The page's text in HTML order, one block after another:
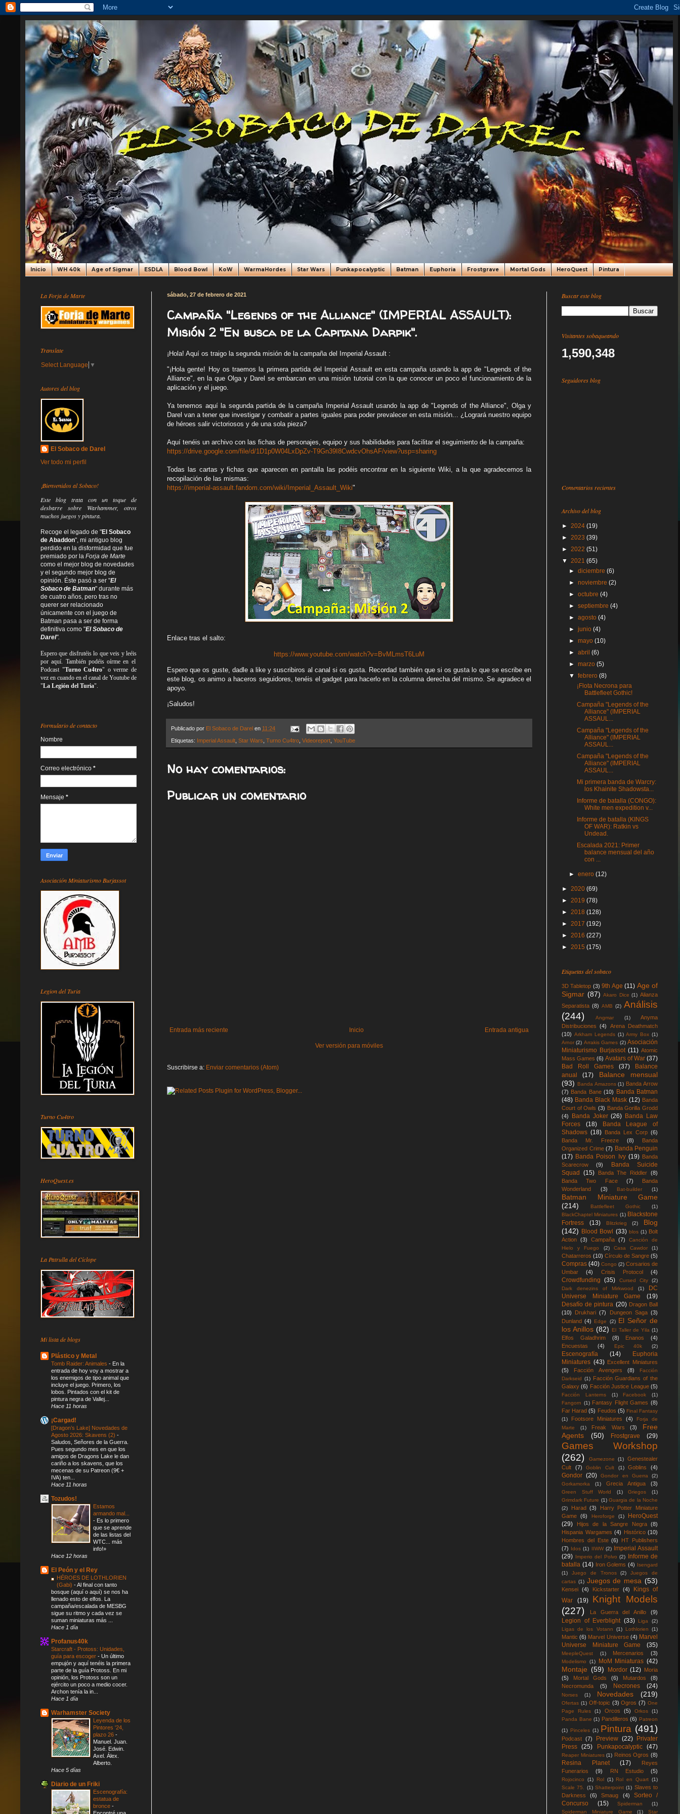
Inicio WH 40k Age of Sigmar ESDLA Blood Bowl KoW WarmaHordes Star Wars Punkapocalyptic Batman Euphoria Frostgrave Mortal Gods HeroQuest Pintura
sábado, 27 de febrero de 2021
Campaña "Legends of the Alliance" (IMPERIAL ASSAULT):
Misión 2 "En busca de la Capitana Darpik".
¡Hola! Aquí os traigo la segunda misión de la campaña del Imperial Assault :
"¡Hola gente! Hoy os traemos la primera partida del Imperial Assault en esta campaña usando la app de "Legends of the
Alliance", en la que Olga y Darel se embarcan en una misión tutorial con la que conocer un poco el funcionamiento de la
aplicación y el juego.
Ya tenemos aquí la segunda partida de la campaña Imperial Assault usando la app de "Legends of the Alliance", Olga y
Darel van a tener que investigar y combatir a partes iguales para poder prevalecer en esta misión... ¿Logrará nuestro equipo
de héroes salir victoriosos y de una sola pieza?
Aquí tenéis un archivo con las fichas de personajes, equipo y sus habilidades para facilitar el seguimiento de la campaña:
https://drive.google.com/file/d/1D1p0W04LxDpZv-T9Gn39I8CwdcvOhsAF/view?usp=sharing
Todas las cartas y fichas que aparecen en pantalla las podéis encontrar en la siguiente Wiki, a la que agradecemos la
recopilación de las mismas:
https://imperial-assault.fandom.com/wiki/Imperial_Assault_Wiki"
Enlace tras el salto:
https://www.youtube.com/watch?v=BvMLmsT6LuM
Espero que os guste, dadle a like y suscribiros al canal si os gusta.
Recordad también que si os gusta lo que se escribe en
este blog, os animo a haceros seguidores, tenéis el gadget para hacerlo en la columna derecha del mismo. Se agradece el
apoyo.
¡Saludos!
Publicado por El Sobaco de Darel en 11:24
Etiquetas: Imperial Assault Star Wars Turno Cu4tro Videoreport YouTube
No hay comentarios:
Publicar un comentario
Entrada más reciente Entrada antigua
Inicio
Ver versión para móviles
Suscribirse a: Enviar comentarios (Atom)
La Forja de Marte
Translate
Select Language ▼
Autores del blog
El Sobaco de Darel
Ver todo mi perfil
¡Bienvenidos al Sobaco!
Este blog trata con un toque de
desbarre sobre Warhammer, otros
muchos juegos y pintura.
Recoge el legado de "El Sobaco
de Abaddon", mi antiguo blog
perdido en la disformidad que fue
premiado por la Forja de Marte
como el mejor blog de novedades
y el segundo mejor blog de
opinión. Éste pasó a ser "El
Sobaco de Batman" durante más
de cuatro años, pero tras no
querer ser relacionado
únicamente con el juego de
Batman pasa a ser de forma
definitiva como "El Sobaco de
Darel".
Espero que disfrutéis lo queveis yleéis
por aquí. También podéis oírme en el
Podcast "Turno Cu4tro" o verme de
vez en cuando en el canal de Youtube de
"La Legión del Turia".
Formulario de contacto
Nombre
Correo electrónico *
Mensaje *
Asociación Miniaturismo Burjassot
Legion del Turia
Turno Cu4tro
HeroQuest.es
La Patrulla del Cíclope
Mi lista de blogs
Plástico y Metal
Tomb Raider: Animales - En la
entrada de hoy voy a mostrar a
los enemigos de tipo animal que
incluye el juego. Primero, los
lobos. Pintados con el kit de
pintura negra de Vallej...
Hace 11 horas
¡Cargad!
[Dragon’s Lake] Novedades de
Agosto 2026: Skavens (2) -
Saludos, Señores de la Guerra.
Pues segundo mes en que los
amigos de Dragons Lake le dan
cariño a los skavens, que los
mecenas de su Patreon (9€ +
IVA) ten...
Hace 11 horas
Tozudos!
Estamos
armando mal...
- Es lo primero
que se aprende
de las listas del
WTC... más
info!»
Hace 12 horas
El Peón y el Rey
HÉROES DE LOTHLORIEN
(Gabi) -Al final con tanto
bosque (aquí o aquí) se nos ha
llenado esto de elfos. La
campaña/escalada de MESBG
sigue su ritmo y cada vez se
suman miniaturas más ...
Hace 1 día
Profanus40k
Starcraft - Protoss: Unidades,
guía para escoger - Un último
empujón y aquí tenéis la primera
parte de la guía Protoss. En mi
opinión, los Protoss son un
ejército un poco a medio cocer.
Archon tenía la in...
Hace 1 día
Warhamster Society
Leyenda de los
Pintores '24,
plazo 26 -
Manuel. Juan.
José. Edwin.
Axel. Álex.
Alberto.
Hace 5 días
Diario de un Friki
Escenografía:
estatua de
bronce -
Buscar este blog
Visitantes sobaqueando
1,590,348
Seguidores blog
Comentarios recientes
Archivo del blog
► 2024 (19)
► 2023 (39)
► 2022 (51)
▼ 2021 (65)
►diciembre(6)
►noviembre(2)
►octubre(4)
►septiembre(4)
►agosto(4)
►junio(4)
►mayo(10)
►abril(6)
►marzo(5)
▼febrero(8)
¡Flota Necrona para
Battlefleet Gothic!
Campaña "Legends of the
Alliance" (IMPERIAL
ASSAUL...
Campaña "Legends of the
Alliance" (IMPERIAL
ASSAUL...
Campaña "Legends of the
Alliance" (IMPERIAL
ASSAUL...
Mi primera banda de Warcry:
los Khainite Shadowsta...
Informe de batalla (CONGO):
White men expedition v...
Informe de batalla (KINGS
OF WAR): Ratkin vs
Undead.
Escalada 2021: Primer
balance mensual del año
con ...
►enero(12)
► 2020 (69)
► 2019 (78)
► 2018 (128)
► 2017 (192)
► 2016 (227)
► 2015 (175)
Etiquetas del sobaco
3D Tabletop (3) 9th Age (11) Age of
Sigmar (87) Akaro Dice (1) Alianza
Separatista (8) AMB (2) Análisis
(244)
Angmar (1)
Anyma
Distribuciones
(4)
Arena Deathmatch
(10) Arkham Legends (1) Army Box (1)
Arnor (2) Arrakis Games (2) Asociación
Miniaturismo Burjassot (11) Atomic
Mass Games (6) Avatars of War (37)
Bad Roll Games
(37)
Balance
anual
(17)
Balance mensual
(93)
Banda Amazons (1) Banda Arrow
(7) Banda Bane (10)
Banda Batman
(48) Banda Black Mask (12) Banda
Court of Owls (3) Banda Gorilla Grodd
(4)
Banda Joker (26) Banda Law
Forces
(18)
Banda League of
Shadows (18) Banda Lex Corp (6)
Banda Mr. Freeze
(8)
Banda
Organized Crime (7) Banda Penguin
(17) Banda Poison Ivy (19) Banda
Scarecrow
(9)
Banda Suicide
Squad
(15) Banda The Riddler (8)
Banda Two Face
(7)
Banda
Wonderland
(3) Bat-builder (1)
Batman Miniature Game
(214)
Battlefleet Gothic
(1)
BlackChaptel Miniatures (1) Blackstone
Fortress
(13) Blitzkrieg (2)
Blog
(142) Blood Bowl (33) blos (1) Bolt
Action (3) Campaña (7)
Canción de
Hielo y Fuego
(2) Casa Cawdor (1)
Chatarreros (10) Círculo de Sangre (5)
Compras (40) Congo (2) Corsarios de
Umbar
(4) Crisis Protocol (4)
Crowdfunding (35) Cursed City
(2)
Dark denezins of Mirkwood
(1)
DC
Universe Miniature Game
(19)
Desafío de pintura (20) Dragon Ball
(10)
Drukhari (7) Dungeon Saga (3)
Dunland (4) Edge (2) El Señor de
los Anillos (82) El Taller de Yila (1)
Elfos Galadhrim (8) Enanos
(4)
Encuestas
(4) Epic 40k (2)
Escenografía (14)
Euphoria
Miniatures (43) Excellent Miniatures
(5)
Facción Avengers (8)
Facción
Darkseid (1) Facción Guardians of the
Galaxy (6) Facción Justice League (5)
Facción Lanterns (1) Facebook
(1)
Fangorn (1) Fantasy Flight Games (8)
Far Harad (5) Feudos (5) Final Fantasy
(1)
Footsore Miniatures (4)
Forja de
Marte
(1) Freak Wars (3)
Free
Agents
(50) Frostgrave (29)
Games Workshop
(262)
Gamezone (1)
Genestealer
Cult
(7) Goblin Cult (1) Goblins (4)
Gondor (20) Gondor en Guerra
(2)
Gorkamorka
(1) Grecia Antigua (3)
Green Stuff World (1) Griegos
(1)
Grimdark Future (1) Guargia de la Noche
(2)
Harad (3)
Harry Potter Miniature
Game
(6) Heroforge (1)
HeroQuest
(29)
Hijos de la Sangre Negra
(8)
Hispania Wargames (4) Histórico (10)
Hombres del Este (6)
HT Publishers
(7) Idos (1) IIWW (2)
Imperial Assault
(29) Imperio del Polvo (2)
Informe de
batalla (14) Iron Golems (4) Isengard
(1)
Juego de Tronos (2)
Juegos de
cartas (1) Juegos de mesa (53)
Kensei (4) Kickstarter (4)
Kings of
War
(19)
Knight Models
(227)
La Guerra del Anillo (9)
Legion of Everblight (33) Liga
(2)
Ligas de los Votann
(1) Lothlorien (1)
Mantic (6) Marvel Universe (4) Marvel
Universe Miniature Game
(35)
MeepleQuest (1) Mercenarios (3)
Modelismo (1) MoM Miniaturas (42)
Montaje (59) Mordor (12) Moria
(5)
Mortal Gods (6) Mutardos
(8)
Necromunda
(5) Necrones (24)
Norses (1) Novedades (219)
Ofertas (1) Off-topic (3) Ogros (7) One
Page Rules
(1) Orcos (5) Orkos
(1)
Panda Bane (1) Pandilleros (6) Patreon
(1) Pinceles (1) Pintura (491)
Podcast (7) Preview (22)
Privater
Press (25) Punkapocalyptic (47)
Reaper Miniatures (1) Reinos Ogros (8)
Resina Planet (17)
Reyes
Funerarios
(9) RN Estudio (5)
Rojocinco (1) Rol (1) Rol en Quart (1)
Scale 75.
(1) Shatterpoint (1) Slaves to
Darkness
(6) Smaug (4)
Sorteo /
Concurso
(15) Spiderman
(1)
Spiderman Miniature Game
(1) Star